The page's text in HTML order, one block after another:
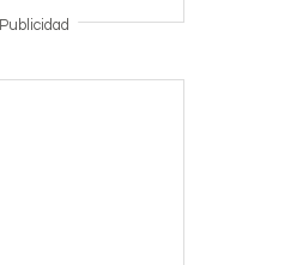
Publicidad